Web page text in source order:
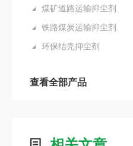
煤矿道路运输抑尘剂
铁路煤炭运输抑尘剂
环保结壳抑尘剂
查看全部产品